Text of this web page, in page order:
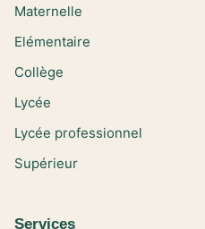
Maternelle
Elémentaire
Collège
Lycée
Lycée professionnel
Supérieur
Services